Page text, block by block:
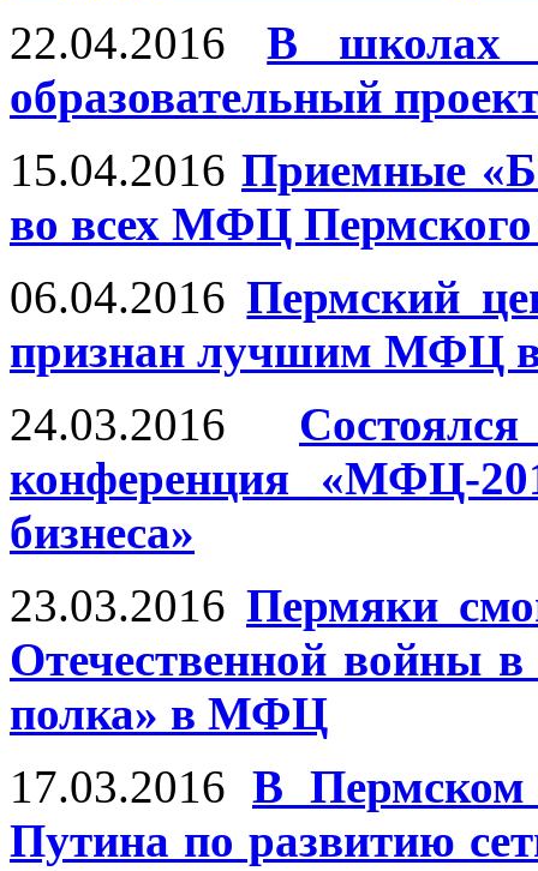
22.04.2016
В школах
образовательный
15.04.2016 Приемные
во всех МФЦ
06.04.2016 Пермский
признан лучшим МФЦ в
24.03.2016
конференция «МФЦ-
бизнеса»
23.03.2016 Пермяки
Отечественной войны
полка» в МФЦ
17.03.2016 В Пермском
Путина по развитию